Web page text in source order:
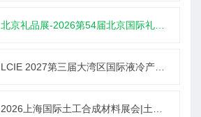
北京礼品展-2026第54届北京国际礼品、赠品及家庭用品展览会
LCIE 2027第三届大湾区国际液冷产业大会暨展览会（深圳）
2026上海国际土工合成材料展会|土工膜、土工布展|土工合成材料仪器、设备展览会